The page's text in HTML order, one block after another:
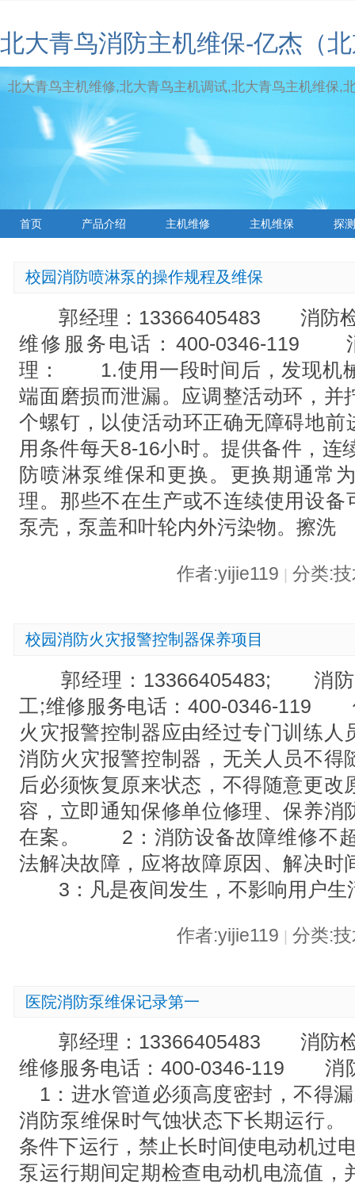
北大青鸟消防主机维保-亿杰（
北大青鸟主机维修,北大青鸟主机调试,北大青鸟主机维保,
首页 产品介绍 主机维修 主机维保 探
校园消防喷淋泵的操作规程及维保
郭经理：13366405483 消防检
维修服务电话：400-0346-119
理： 1.使用一段时间后，发现机
端面磨损而泄漏。应调整活动环，并
个螺钉，以使活动环正确无障碍
用条件每天8-16小时。提供备件，连
防喷淋泵维保和更换。更换期通常
理。那些不在生产或不连续使用
泵壳，泵盖和叶轮内外污染物。擦洗
作者:yijie119 分类:
校园消防火灾报警控制器保养项目
郭经理：13366405483; 消防
工;维修服务电话：400-0346-
火灾报警控制器应由经过专门训练人
消防火灾报警控制器，无关人员不得
后必须恢复原来状态，不得随意更改
容，立即通知保修单位修理、保养消
在案。 2：消防设备故障维修不超
法解决故障，应将故障原因、解决时
3：凡是夜间发生，不影响用户生
作者:yijie119 分类:
医院消防泵维保记录第一
郭经理：13366405483 消防检
维修服务电话：400-0346-119 消
1：进水管道必须高度密封，不
消防泵维保时气蚀状态下长期运
条件下运行，禁止长时间使电动机
泵运行期间定期检查电动机电流值，